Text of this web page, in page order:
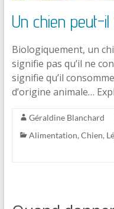
Un chien peut-
Biologiquement, un
signifie pas qu’il ne
signifie qu’il
d’origine animale…
Géraldine Blanchard
Alimentation, Chien,